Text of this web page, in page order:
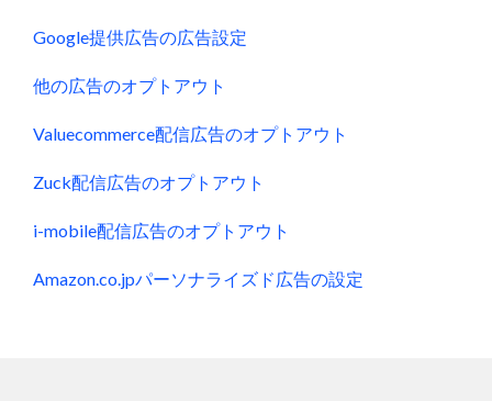
Google提供広告の広告設定
他の広告のオプトアウト
Valuecommerce配信広告のオプトアウト
Zuck配信広告のオプトアウト
i-mobile配信広告のオプトアウト
Amazon.co.jpパーソナライズド広告の設定